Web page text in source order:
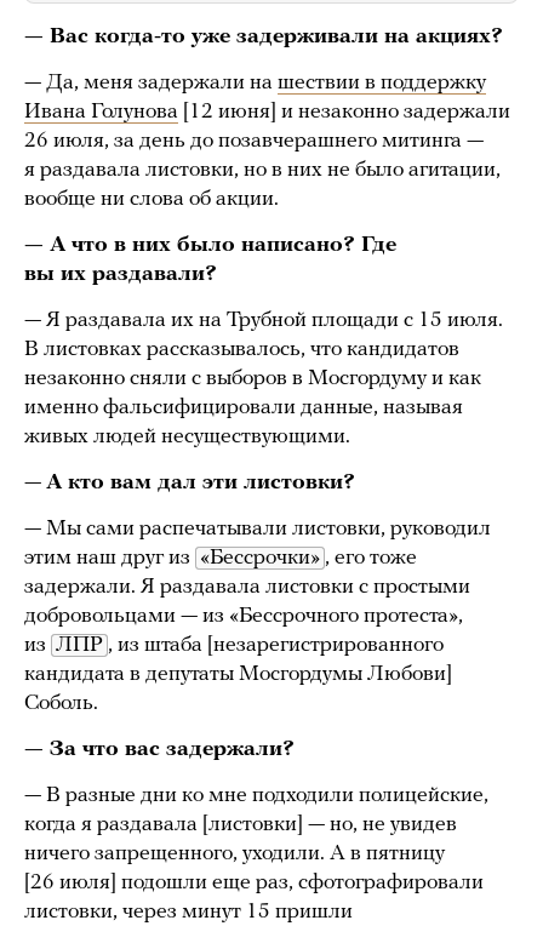
— Вас когда-то уже задерживали на акциях?
— Да, меня задержали на шествии в поддержку
Ивана Голунова [12 июня] и незаконно задержали
26 июля, за день до позавчерашнего митинга —
я раздавала листовки, но в них не было агитации,
вообще ни слова об акции.
— А что в них было написано? Где
вы их раздавали?
— Я раздавала их на Трубной площади с 15 июля.
В листовках рассказывалось, что кандидатов
незаконно сняли с выборов в Мосгордуму и как
именно фальсифицировали данные, называя
живых людей несуществующими.
— А кто вам дал эти листовки?
— Мы сами распечатывали листовки, руководил
этим наш друг из «Бессрочки» , его тоже
задержали. Я раздавала листовки с простыми
добровольцами — из «Бессрочного протеста»,
из ЛПР , из штаба [незарегистрированного
кандидата в депутаты Мосгордумы Любови]
Соболь.
— За что вас задержали?
— В разные дни ко мне подходили полицейские,
когда я раздавала [листовки] — но, не увидев
ничего запрещенного, уходили. А в пятницу
[26 июля] подошли еще раз, сфотографировали
листовки, через минут 15 пришли